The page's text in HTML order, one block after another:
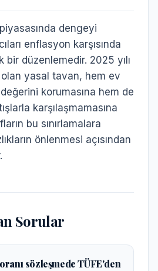
dengeyi
enflasyon karşısında
bir düzenlemedir. 2025 yılı
yasal tavan, hem ev
korumasına hem de
karşılaşmamasına
bu sınırlamalara
önlenmesi açısından
Sorular
sözleşmede TÜFE'den